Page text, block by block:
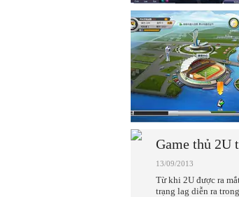
Game thủ 2U
13/09/2013
Từ khi 2U được ra
trạng lag diễn ra